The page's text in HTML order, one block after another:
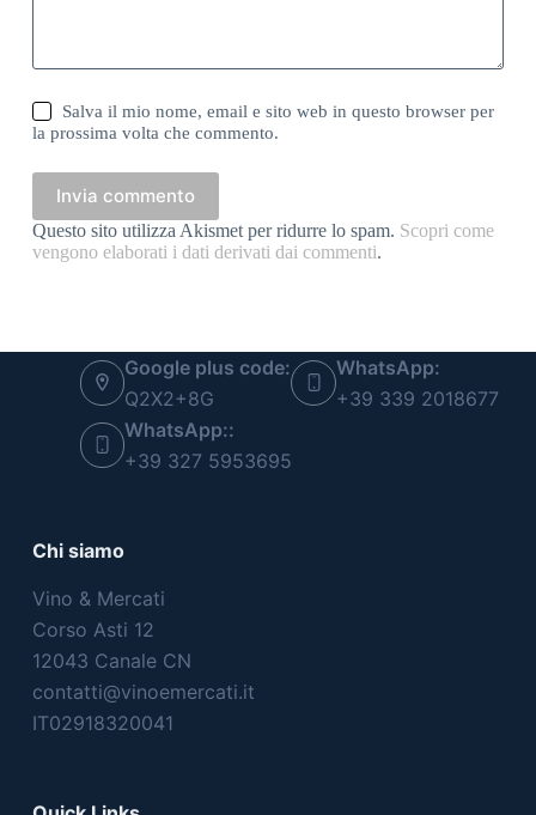
Salva il mio nome, email e sito web in questo browser per
la prossima volta che commento.
Invia commento
Questo sito utilizza Akismet per ridurre lo spam. Scopri come
vengono elaborati i dati derivati dai commenti.
Google plus code:
Q2X2+8G
WhatsApp:
+39 339 2018677
WhatsApp::
+39 327 5953695
Chi siamo
Vino & Mercati
Corso Asti 12
12043 Canale CN
contatti@vinoemercati.it
IT02918320041